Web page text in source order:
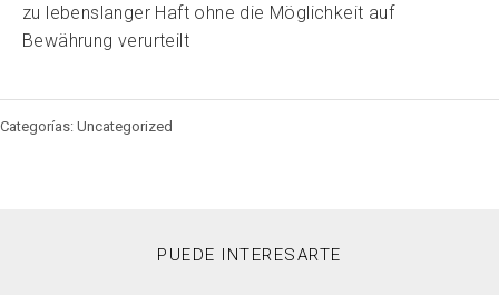
zu lebenslanger Haft ohne die Möglichkeit auf
Bewährung verurteilt
Categorías: Uncategorized
PUEDE INTERESARTE